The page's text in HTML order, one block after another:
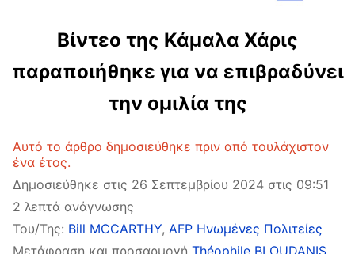
Βίντεο της Κάμαλα Χάρις
παραποιήθηκε για να επιβραδύνει
την ομιλία της
Αυτό το άρθρο δημοσιεύθηκε πριν από τουλάχιστον
ένα έτος.
Δημοσιεύθηκε στις 26 Σεπτεμβρίου 2024 στις 09:51
2 λεπτά ανάγνωσης
Του/Της: Bill MCCARTHY, AFP Ηνωμένες Πολιτείες
Μετάφραση και προσαρμογή Théophile BLOUDANIS